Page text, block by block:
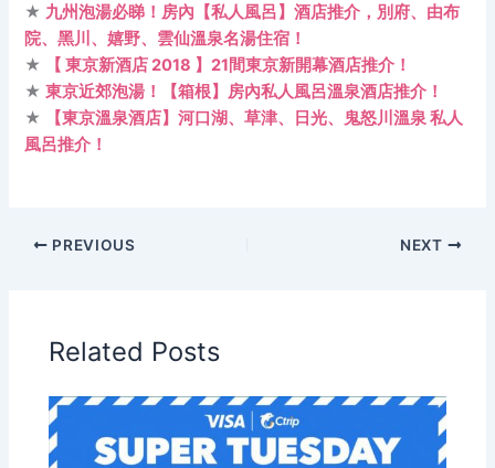
★ 九州泡湯必睇！房內【私人風呂】酒店推介，別府、由布
院、黑川、嬉野、雲仙溫泉名湯住宿！
★
【 東京新酒店 2018 】21間東京新開幕酒店推介！
★東京近郊泡湯！【箱根】房內私人風呂溫泉酒店推介！
★
【東京溫泉酒店】河口湖、草津、日光、鬼怒川溫泉 私人
風呂推介！
PREVIOUS NEXT
Related Posts